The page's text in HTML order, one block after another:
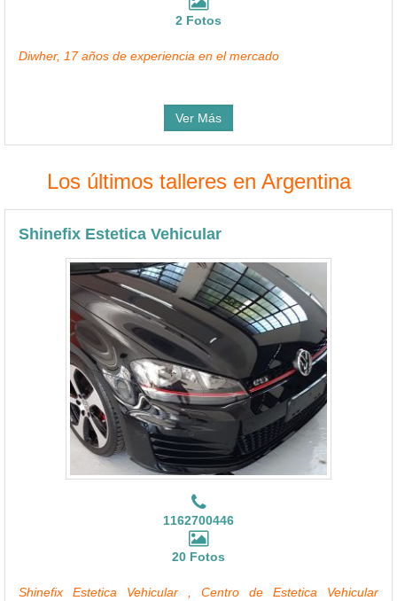
2 Fotos
Diwher, 17 años de experiencia en el mercado
Ver Más
Los últimos talleres en Argentina
Shinefix Estetica Vehicular
1162700446
20 Fotos
Shinefix Estetica Vehicular , Centro de Estetica Vehicular